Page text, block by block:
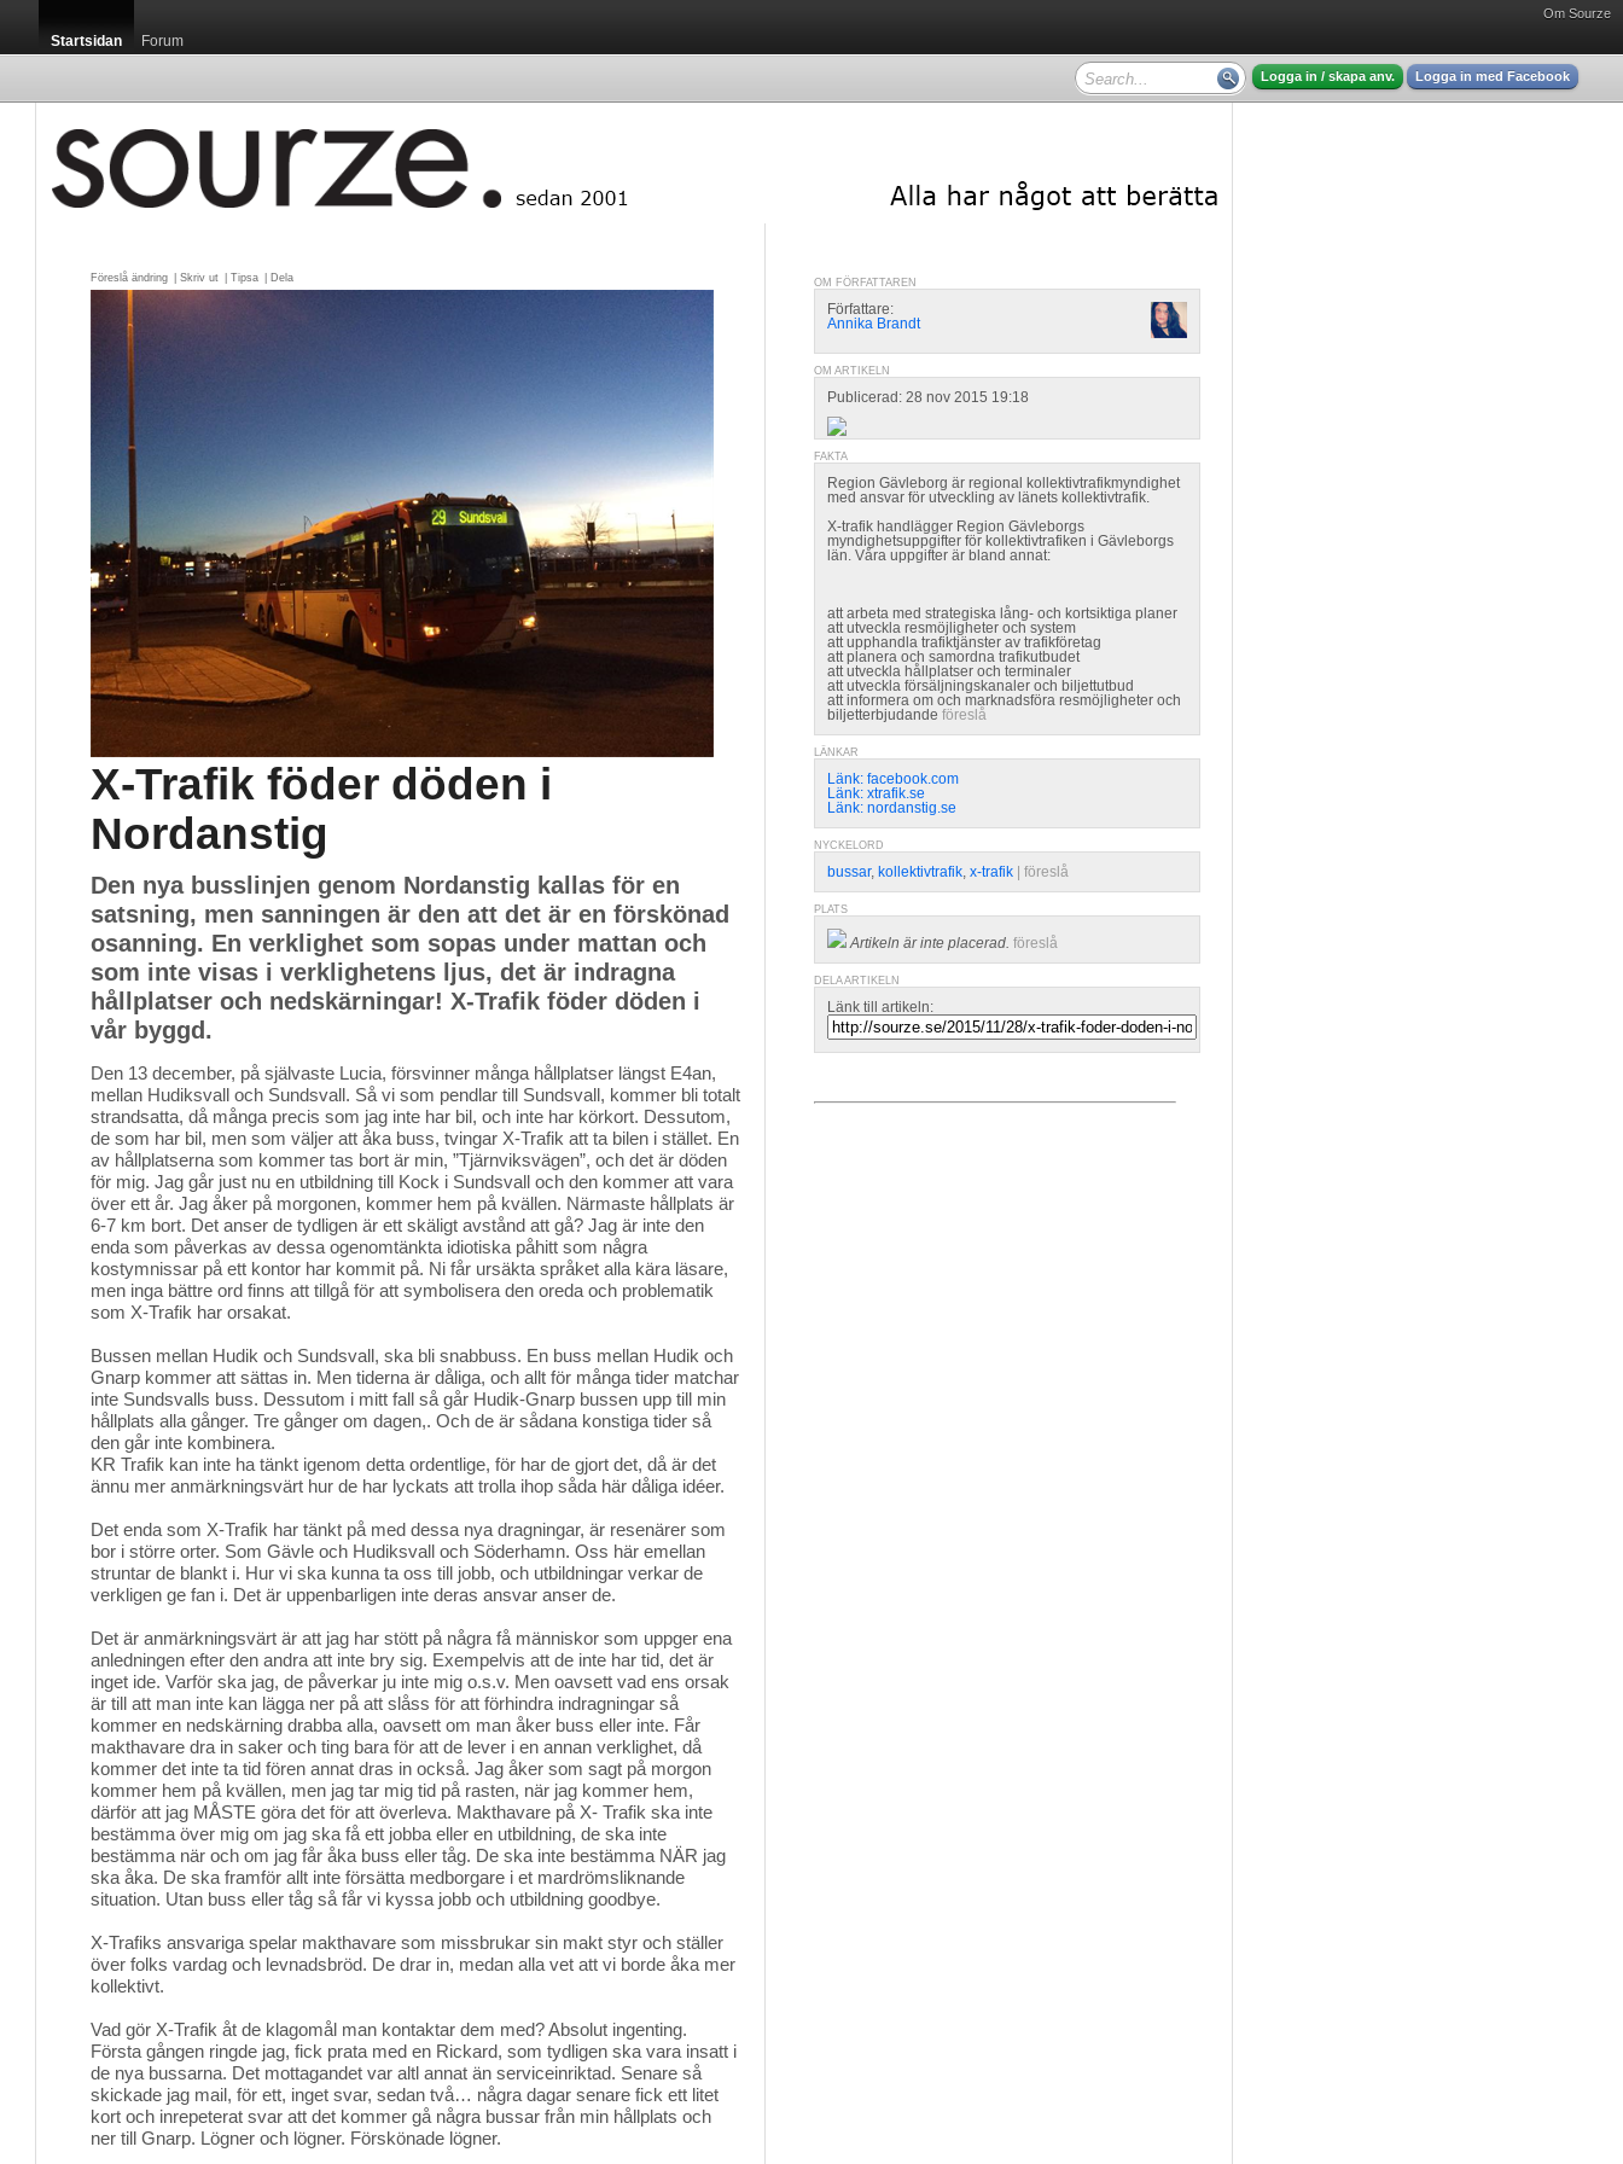
Om Sourze
Startsidan Forum
Logga in / skapa anv. Logga in med Facebook
Föreslå ändring Skriv ut Tipsa Dela
X-Trafik föder döden i
Nordanstig
Den nya busslinjen genom Nordanstig kallas för en
satsning, men sanningen är den att det är en förskönad
osanning. En verklighet som sopas under mattan och
som inte visas i verklighetens ljus, det är indragna
hållplatser och nedskärningar! X-Trafik föder döden i
vår byggd.
Den 13 december, på självaste Lucia, försvinner många hållplatser längst E4an,
mellan Hudiksvall och Sundsvall. Så vi som pendlar till Sundsvall, kommer bli totalt
strandsatta, då många precis som jag inte har bil, och inte har körkort. Dessutom,
de som har bil, men som väljer att åka buss, tvingar X-Trafik att ta bilen i stället. En
av hållplatserna som kommer tas bort är min, ”Tjärnviksvägen”, och det är döden
för mig. Jag går just nu en utbildning till Kock i Sundsvall och den kommer att vara
över ett år. Jag åker på morgonen, kommer hem på kvällen. Närmaste hållplats är
6-7 km bort. Det anser de tydligen är ett skäligt avstånd att gå? Jag är inte den
enda som påverkas av dessa ogenomtänkta idiotiska påhitt som några
kostymnissar på ett kontor har kommit på. Ni får ursäkta språket alla kära läsare,
men inga bättre ord finns att tillgå för att symbolisera den oreda och problematik
som X-Trafik har orsakat.
Bussen mellan Hudik och Sundsvall, ska bli snabbuss. En buss mellan Hudik och
Gnarp kommer att sättas in. Men tiderna är dåliga, och allt för många tider matchar
inte Sundsvalls buss. Dessutom i mitt fall så går Hudik-Gnarp bussen upp till min
hållplats alla gånger. Tre gånger om dagen,. Och de är sådana konstiga tider så
den går inte kombinera.
KR Trafik kan inte ha tänkt igenom detta ordentlige, för har de gjort det, då är det
ännu mer anmärkningsvärt hur de har lyckats att trolla ihop såda här dåliga idéer.
Det enda som X-Trafik har tänkt på med dessa nya dragningar, är resenärer som
bor i större orter. Som Gävle och Hudiksvall och Söderhamn. Oss här emellan
struntar de blankt i. Hur vi ska kunna ta oss till jobb, och utbildningar verkar de
verkligen ge fan i. Det är uppenbarligen inte deras ansvar anser de.
Det är anmärkningsvärt är att jag har stött på några få människor som uppger ena
anledningen efter den andra att inte bry sig. Exempelvis att de inte har tid, det är
inget ide. Varför ska jag, de påverkar ju inte mig o.s.v. Men oavsett vad ens orsak
är till att man inte kan lägga ner på att slåss för att förhindra indragningar så
kommer en nedskärning drabba alla, oavsett om man åker buss eller inte. Får
makthavare dra in saker och ting bara för att de lever i en annan verklighet, då
kommer det inte ta tid fören annat dras in också. Jag åker som sagt på morgon
kommer hem på kvällen, men jag tar mig tid på rasten, när jag kommer hem,
därför att jag MÅSTE göra det för att överleva. Makthavare på X- Trafik ska inte
bestämma över mig om jag ska få ett jobba eller en utbildning, de ska inte
bestämma när och om jag får åka buss eller tåg. De ska inte bestämma NÄR jag
ska åka. De ska framför allt inte försätta medborgare i et mardrömsliknande
situation. Utan buss eller tåg så får vi kyssa jobb och utbildning goodbye.
X-Trafiks ansvariga spelar makthavare som missbrukar sin makt styr och ställer
över folks vardag och levnadsbröd. De drar in, medan alla vet att vi borde åka mer
kollektivt.
Vad gör X-Trafik åt de klagomål man kontaktar dem med? Absolut ingenting.
Första gången ringde jag, fick prata med en Rickard, som tydligen ska vara insatt i
de nya bussarna. Det mottagandet var altl annat än serviceinriktad. Senare så
skickade jag mail, för ett, inget svar, sedan två… några dagar senare fick ett litet
kort och inrepeterat svar att det kommer gå några bussar från min hållplats och
ner till Gnarp. Lögner och lögner. Förskönade lögner.
OM FÖRFATTAREN
Författare:
Annika Brandt
OM ARTIKELN
Publicerad: 28 nov 2015 19:18
FAKTA
Region Gävleborg är regional kollektivtrafikmyndighet
med ansvar för utveckling av länets kollektivtrafik.
X-trafik handlägger Region Gävleborgs
myndighetsuppgifter för kollektivtrafiken i Gävleborgs
län. Våra uppgifter är bland annat:
att arbeta med strategiska lång- och kortsiktiga planer
att utveckla resmöjligheter och system
att upphandla trafiktjänster av trafikföretag
att planera och samordna trafikutbudet
att utveckla hållplatser och terminaler
att utveckla försäljningskanaler och biljettutbud
att informera om och marknadsföra resmöjligheter och
biljetterbjudande föreslå
LÄNKAR
Länk: facebook.com
Länk: xtrafik.se
Länk: nordanstig.se
NYCKELORD
bussar, kollektivtrafik, x-trafik föreslå
PLATS
Artikeln är inte placerad. föreslå
DELA ARTIKELN
Länk till artikeln: